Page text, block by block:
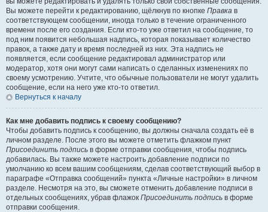
Вы можете перейти к редактированию, щёлкнув по кнопке Правка в
соответствующем сообщении, иногда только в течение ограниченного
времени после его создания. Если кто-то уже ответил на сообщение, то
под ним появится небольшая надпись, которая показывает количество
правок, а также дату и время последней из них. Эта надпись не
появляется, если сообщение редактировал администратор или
модератор, хотя они могут сами написать о сделанных изменениях по
своему усмотрению. Учтите, что обычные пользователи не могут удалить
сообщение, если на него уже кто-то ответил.
Вернуться к началу
Как мне добавить подпись к своему сообщению?
Чтобы добавить подпись к сообщению, вы должны сначала создать её в
личном разделе. После этого вы можете отметить флажком пункт
Присоединить подпись в форме отправки сообщения, чтобы подпись
добавилась. Вы также можете настроить добавление подписи по
умолчанию ко всем вашим сообщениям, сделав соответствующий выбор в
параграфе «Отправка сообщений» пункта «Личные настройки» в личном
разделе. Несмотря на это, вы сможете отменить добавление подписи в
отдельных сообщениях, убрав флажок Присоединить подпись в форме
отправки сообщения.